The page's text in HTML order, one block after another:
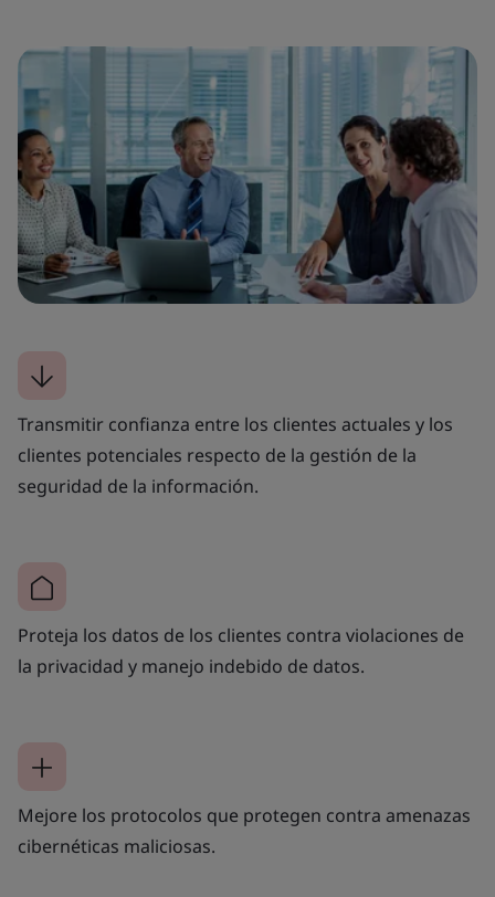
Transmitir confianza entre los clientes actuales y los
clientes potenciales respecto de la gestión de la
seguridad de la información.
Proteja los datos de los clientes contra violaciones de
la privacidad y manejo indebido de datos.
Mejore los protocolos que protegen contra amenazas
cibernéticas maliciosas.